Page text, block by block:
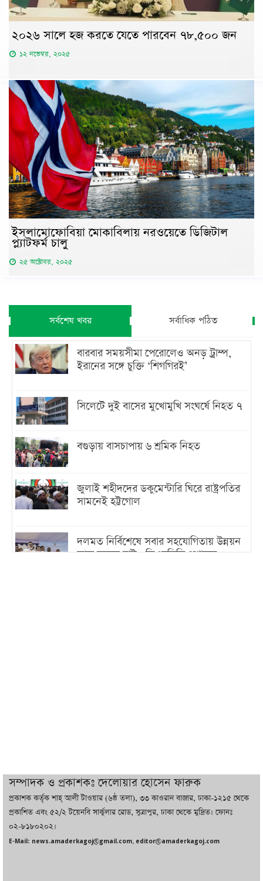
২০২৬ সালে হজ করতে যেতে পারবেন ৭৮,৫০০ জন
১২ নভেম্বর, ২০২৫
ইসলামোফোবিয়া মোকাবিলায় নরওয়েতে ডিজিটাল
প্ল্যাটফর্ম চালু
২৫ অক্টোবর, ২০২৫
সর্বশেষ খবর সর্বাধিক পঠিত
বারবার সময়সীমা পেরোলেও অনড় ট্রাম্প,
ইরানের সঙ্গে চুক্তি ‘শিগগিরই’
সিলেটে দুই বাসের মুখোমুখি সংঘর্ষে নিহত ৭
বগুড়ায় বাসচাপায় ৬ শ্রমিক নিহত
জুলাই শহীদদের ডকুমেন্টারি ঘিরে রাষ্ট্রপতির
সামনেই হট্টগোল
দলমত নির্বিশেষে সবার সহযোগিতায় উন্নয়ন
কাজ করতে চাই : ডিএনসিসি প্রশাসক
বাজারে কাঁচা মরিচে ‘আগুন’, ‘এত দাম তো
আগে দেখিনি’
সম্পাদক ও প্রকাশকঃ দেলোয়ার হোসেন ফারুক
প্রকাশক কর্তৃক শাহ্ আলী টাওয়ার (৬ষ্ঠ তলা), ৩৩ কাওরান বাজার, ঢাকা-১২১৫ থেকে
প্রকাশিত এবং ৫২/২ টয়েনবি সার্কুলার রোড, সুত্রাপুর, ঢাকা থেকে মুদ্রিত। ফোনঃ
০২-৮১৮০২০২।
E-Mail: news.amaderkagoj@gmail.com, editor@amaderkagoj.com